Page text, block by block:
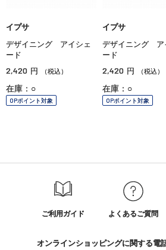
イプサ
デザイニング アイシェ
ード
2,420 円 （税込）
在庫：○
OPポイント対象
イプサ
デザイニング ア
ード
2,420 円 （税込）
在庫：○
OPポイント対象
ご利用ガイド よくあるご質問
オンラインショッピングに関する電